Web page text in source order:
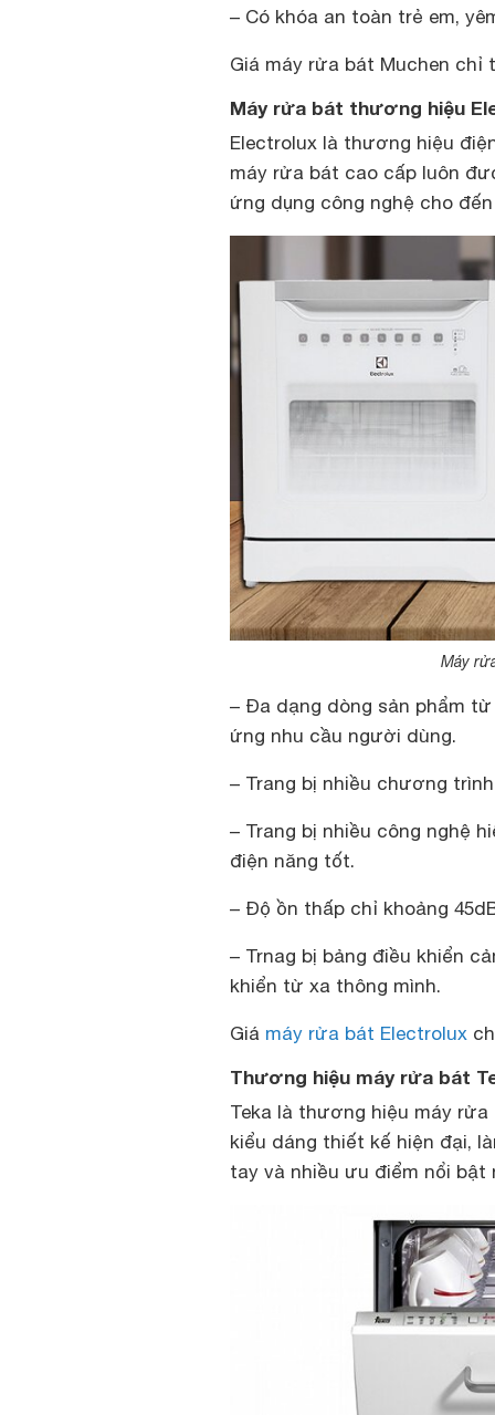
– Có khóa an toàn trẻ em,
Giá máy rửa bát Muchen chỉ
Máy rửa bát thương hiệu
Electrolux là thương hiệu
máy rửa bát cao cấp luôn
ứng dụng công nghệ cho
Máy
– Đa dạng dòng sản phẩm
ứng nhu cầu người dùng.
– Trang bị nhiều chương
– Trang bị nhiều công nghệ
điện năng tốt.
– Độ ồn thấp chỉ khoảng
– Trnag bị bảng điều khiển
khiển từ xa thông mình.
Giá máy rửa bát Electrolux
Thương hiệu máy rửa bát
Teka là thương hiệu máy
kiểu dáng thiết kế hiện đại,
tay và nhiều ưu điểm nổi bật